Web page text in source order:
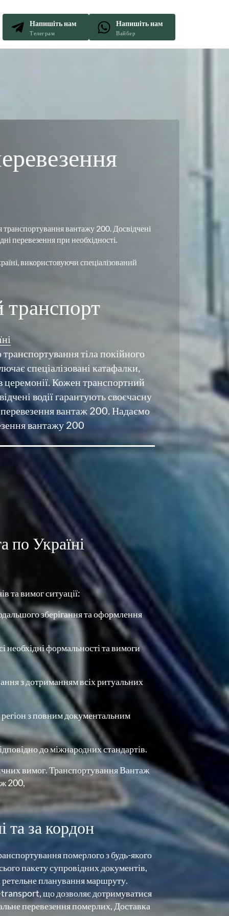
Напишіть нам
Телеграм
Напишіть нам
Вайбер
транспортування вантажу 200. Досвідчені
використовуючи спеціалізований
транспорт
тіла покійного
спеціалізовані катафалки,
церемонії. Кожен транспортний
водії гарантують своєчасну
вантаж 200. Надаємо
вантажу 200
по Україні
та вимог ситуації:
зберігання та оформлення
необхідні формальності та вимоги
з дотриманням всіх ритуальних
з повним документальним
до міжнародних стандартів.
вимог. Транспортування Вантаж
200,
та за кордон
померлого з будь-якого
пакету супровідних документів,
ретельне планування маршруту.
що дозволяє дотримуватися
перевезення померлих, Доставка